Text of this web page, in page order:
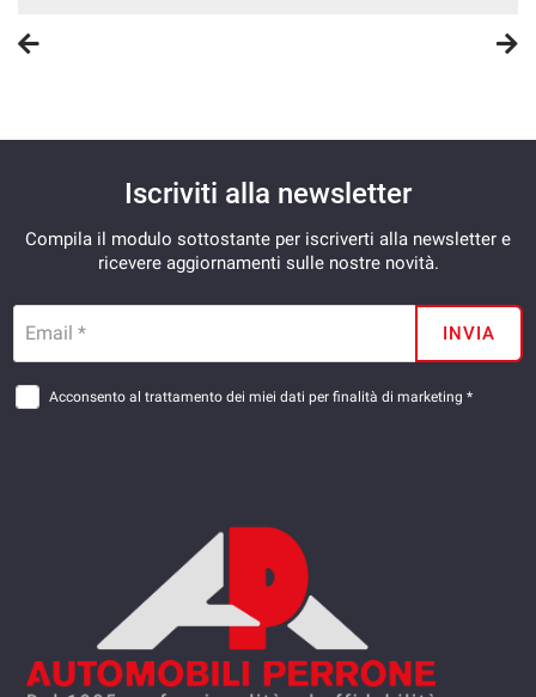
Iscriviti alla newsletter
Compila il modulo sottostante per iscriverti alla newsletter e
ricevere aggiornamenti sulle nostre novità.
Email * INVIA
Acconsento al trattamento dei miei dati per finalità di marketing *